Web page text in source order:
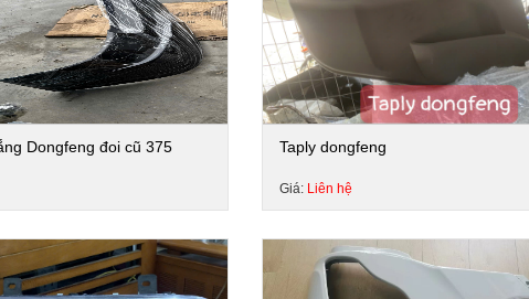
Dongfeng đoi cũ 375 Taply dongfeng
Giá: Liên hệ